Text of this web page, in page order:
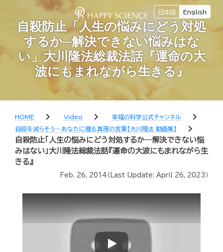
日本語 English
自殺防止「人生の悩みにどう対処
するか─解決できない悩みはな
い」大川隆法総裁法話『運命の大
波にもまれながら生きる』
HOME chevron_right Video chevron_right 幸福の科学公式チャンネル chevron_right
自殺を減らそう―あなたに贈る真理の言葉【大川隆法 動画集】 chevron_right
自殺防止「人生の悩みにどう対処するか─解決できない悩
みはない」大川隆法総裁法話『運命の大波にもまれながら生
きる』
Feb. 26, 2014 （Last Update: April 26, 2023 ）
Play